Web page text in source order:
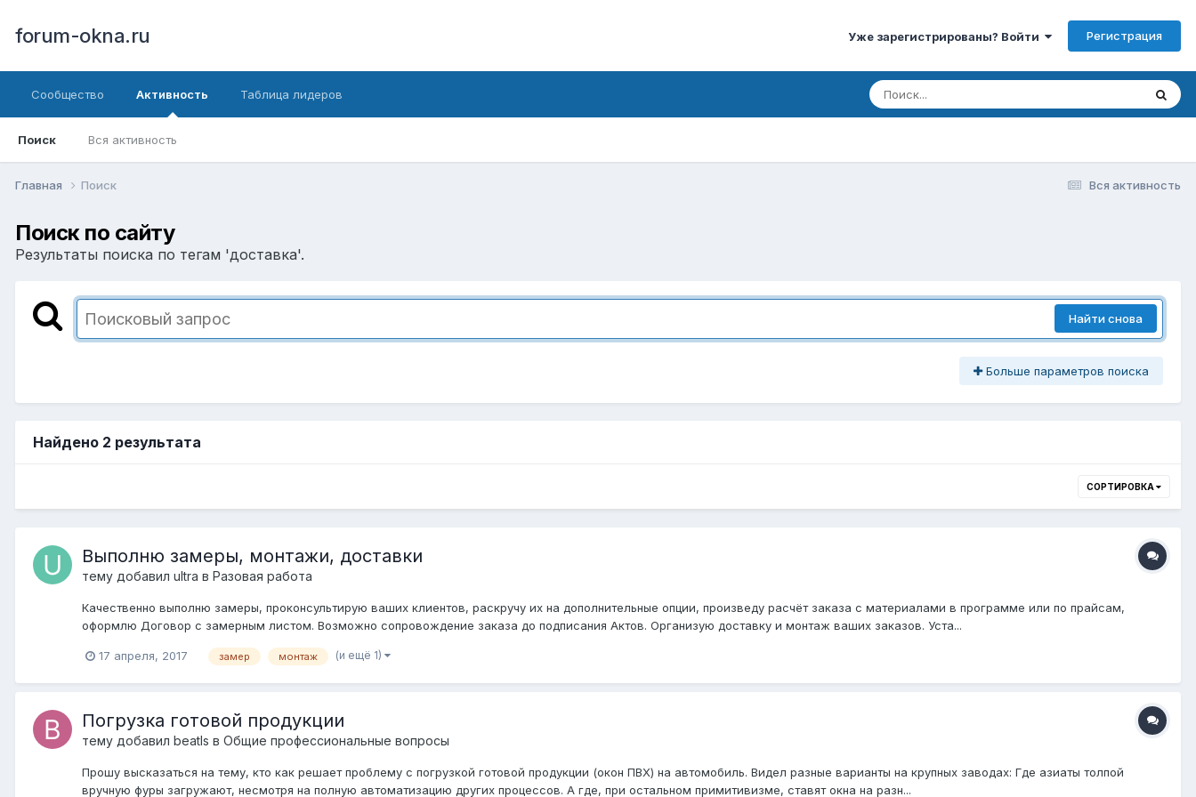
forum-okna.ru Уже зарегистрированы? Войти Регистрация
Сообщество Активность
Поиск Вся активность
Таблица лидеров
Вся активность
Главная Поиск
Поиск по сайту
Результаты поиска по тегам 'доставка'.
Найти снова
Больше параметров поиска
Найдено 2 результата
СОРТИРОВКА
Выполню замеры, монтажи, доставки
тему добавил ultra в Разовая работа
Качественно выполню замеры, проконсультирую ваших клиентов, раскручу их на дополнительные опции, произведу расчёт заказа с материалами в программе или по прайсам,
оформлю Договор с замерным листом. Возможно сопровождение заказа до подписания Актов. Организую доставку и монтаж ваших заказов. Уста...
17 апреля, 2017 замер монтаж (и ещё 1)
Погрузка готовой продукции
тему добавил beatls в Общие профессиональные вопросы
Прошу высказаться на тему, кто как решает проблему с погрузкой готовой продукции (окон ПВХ) на автомобиль. Видел разные варианты на крупных заводах: Где азиаты толпой
вручную фуры загружают, несмотря на полную автоматизацию других процессов. А где, при остальном примитивизме, ставят окна на разн...